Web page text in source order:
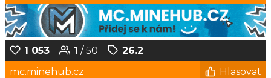
1 053 1 / 50
26.2
mc.minehub.cz
Hlasovat